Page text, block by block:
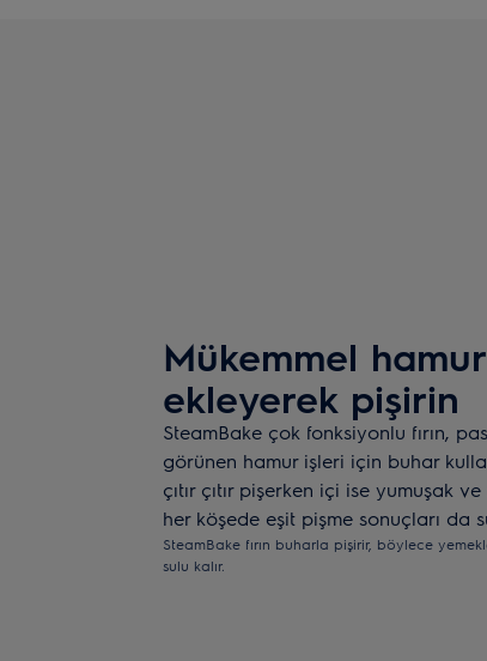
Mükemmel
ekleyerek pişirin
SteamBake çok fonksiyonlu fırın,
görünen hamur işleri için buhar
çıtır çıtır pişerken içi ise yumuşak
her köşede eşit pişme sonuçları da
SteamBake fırın buharla pişirir, böylece
sulu kalır.